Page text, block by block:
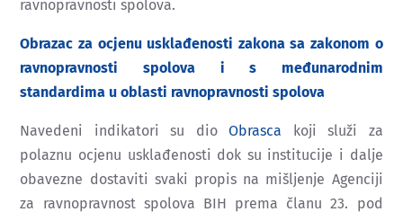
ravnopravnosti spolova.
Obrazac za ocjenu usklađenosti zakona sa zakonom o
ravnopravnosti spolova i s međunarodnim
standardima u oblasti ravnopravnosti spolova
Navedeni indikatori su dioObrasca koji služi za
polaznu ocjenu usklađenosti dok su institucije i dalje
obavezne dostaviti svaki propis na mišljenje Agenciji
za ravnopravnost spolova BIH prema članu 23. pod